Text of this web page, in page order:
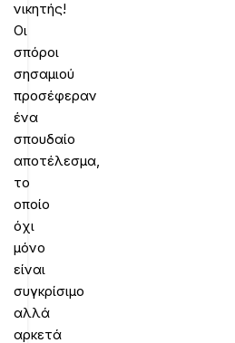
νικητής!
Οι
σπόροι
σησαμιού
προσέφεραν
ένα
σπουδαίο
αποτέλεσμα,
το
οποίο
όχι
μόνο
είναι
συγκρίσιμο
αλλά
αρκετά